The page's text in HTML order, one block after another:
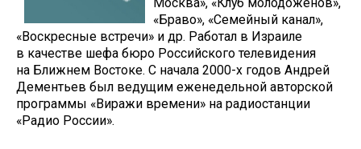
«Браво», «Семейный канал»,
«Воскресные встречи» и др. Работал в Израиле
в качестве шефа бюро Российского телевидения
на Ближнем Востоке. С начала 2000-х годов Андрей
Дементьев был ведущим еженедельной авторской
программы «Виражи времени» на радиостанции
«Радио России».